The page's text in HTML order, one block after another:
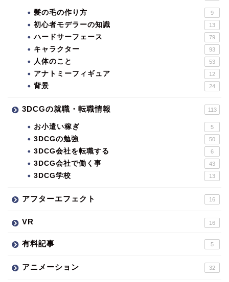
髪の毛の作り方 9
初心者モデラーの知識 13
ハードサーフェース 79
キャラクター 93
人体のこと 53
アナトミーフィギュア 12
背景 24
3DCGの就職・転職情報 113
お小遣い稼ぎ 5
3DCGの勉強 50
3DCG会社を転職する 6
3DCG会社で働く事 43
3DCG学校 13
アフターエフェクト 16
VR 16
有料記事 5
アニメーション 32